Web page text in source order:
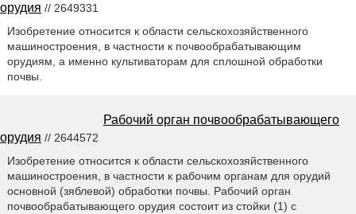
орудия // 2649331
Изобретение относится к области сельскохозяйственного
машиностроения, в частности к почвообрабатывающим
орудиям, а именно культиваторам для сплошной обработки
почвы.
Рабочий орган почвообрабатывающего
орудия // 2644572
Изобретение относится к области сельскохозяйственного
машиностроения, в частности к рабочим органам для орудий
основной (зяблевой) обработки почвы. Рабочий орган
почвообрабатывающего орудия состоит из стойки (1) с